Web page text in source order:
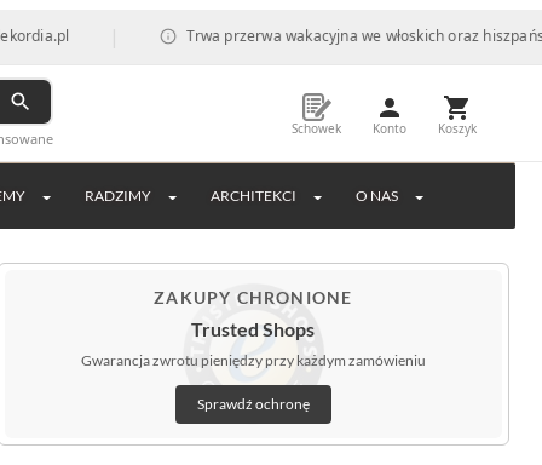
| Trwa przerwa wakacyjna we włoskich oraz hiszpańskich
Schowek Konto Koszyk
RADZIMY ARCHITEKCI O NAS
ZAKUPY CHRONIONE
Trusted Shops
Gwarancja zwrotu pieniędzy przy każdym zamówieniu
Sprawdź ochronę